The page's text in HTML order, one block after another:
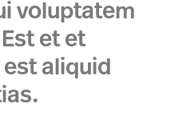
voluptatem
et et
aliquid